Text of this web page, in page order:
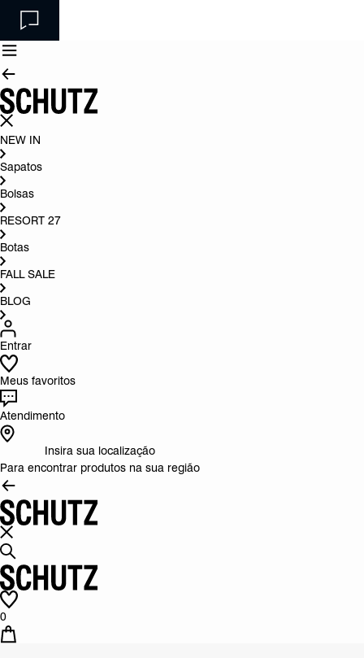
NEW IN
Sapatos
Bolsas
RESORT 27
Botas
FALL SALE
BLOG
Entrar
Meus favoritos
Atendimento
Insira sua localização
Para encontrar produtos na sua região
0